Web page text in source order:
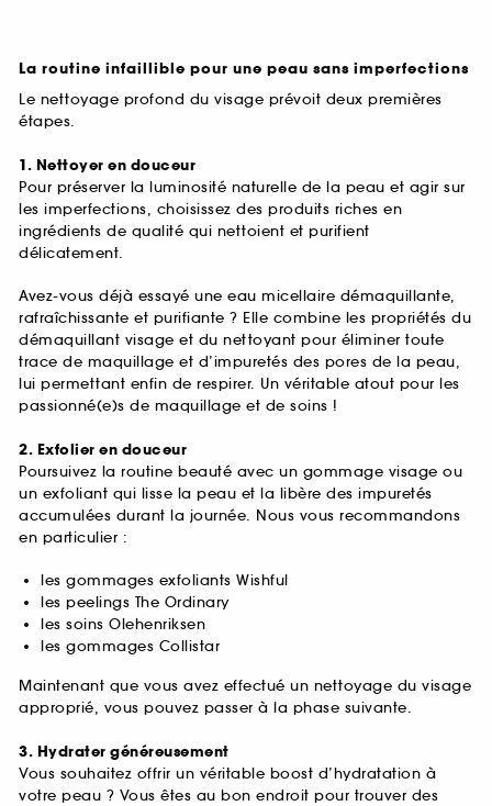
La routine infaillible pour une peau sans imperfections
Le nettoyage profond du visage prévoit deux premières
étapes.
1. Nettoyer en douceur
Pour préserver la luminosité naturelle de la peau et agir sur
les imperfections, choisissez des produits riches en
ingrédients de qualité qui nettoient et purifient
délicatement.
Avez-vous déjà essayé une eau micellaire démaquillante,
rafraîchissante et purifiante ? Elle combine les propriétés du
démaquillant visage et du nettoyant pour éliminer toute
trace de maquillage et d’impuretés des pores de la peau,
lui permettant enfin de respirer. Un véritable atout pour les
passionné(e)s de maquillage et de soins !
2. Exfolier en douceur
Poursuivez la routine beauté avec un gommage visage ou
un exfoliant qui lisse la peau et la libère des impuretés
accumulées durant la journée. Nous vous recommandons
en particulier :
les gommages exfoliants Wishful
les peelings The Ordinary
les soins Olehenriksen
les gommages Collistar
Maintenant que vous avez effectué un nettoyage du visage
approprié, vous pouvez passer à la phase suivante.
3. Hydrater généreusement
Vous souhaitez offrir un véritable boost d’hydratation à
votre peau ? Vous êtes au bon endroit pour trouver des